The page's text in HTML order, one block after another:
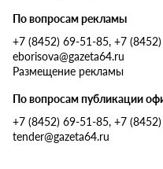
По вопросам рекламы
+7 (8452) 69-51-85, +7
eborisova@gazeta64.ru
Размещение рекламы
По вопросам публикации
+7 (8452) 69-51-85, +7
tender@gazeta64.ru